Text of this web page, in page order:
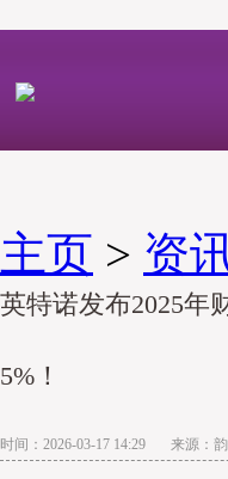
主页 > 资
英特诺发布2025年
5%！
时间：2026-03-17 14:29 来源：